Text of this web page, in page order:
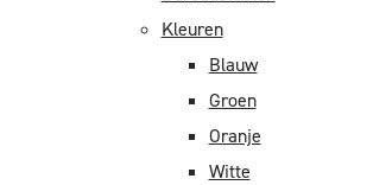
Kleuren
Blauw
Groen
Oranje
Witte
Leveren jullie aan particulieren?